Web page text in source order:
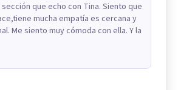
que echo con Tina. Siento que
mucha empatía es cercana y
Me siento muy cómoda con ella. Y la